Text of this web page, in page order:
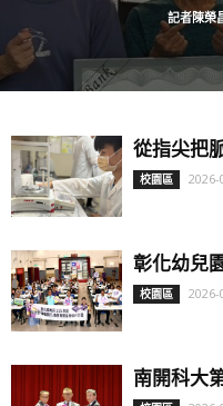
記者陳榮
從指尖把
校園區 2026-
彰化幼兒
校園區 2026-
南開科大